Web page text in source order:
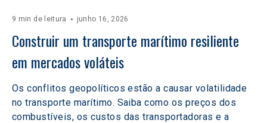
9 min de leitura junho 16, 2026
Construir um transporte marítimo resiliente
em mercados voláteis
Os conflitos geopolíticos estão a causar volatilidade
no transporte marítimo. Saiba como os preços dos
combustíveis, os custos das transportadoras e a